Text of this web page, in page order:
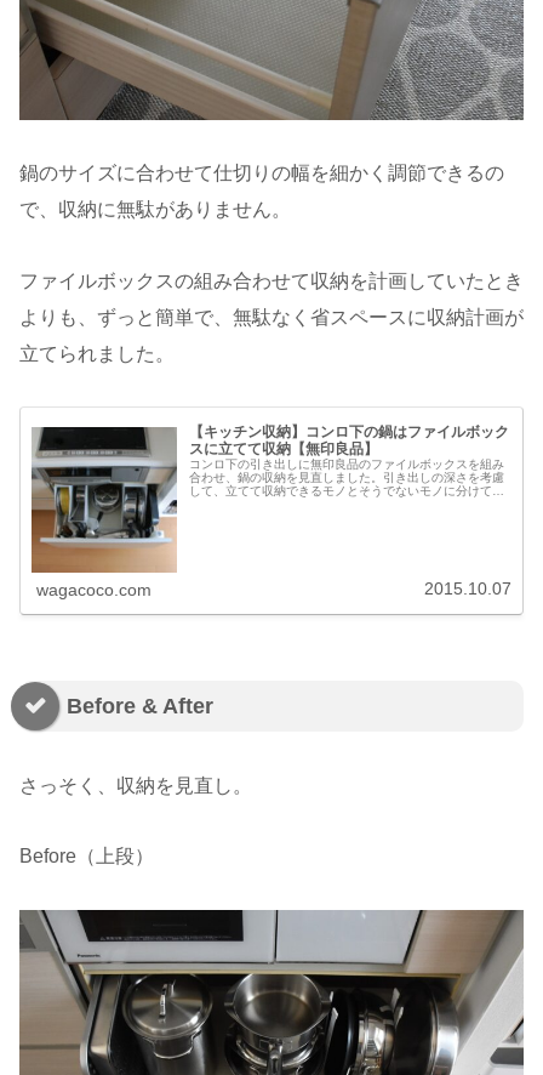
鍋のサイズに合わせて仕切りの幅を細かく調節できるの
で、収納に無駄がありません。
ファイルボックスの組み合わせて収納を計画していたとき
よりも、ずっと簡単で、無駄なく省スペースに収納計画が
立てられました。
【キッチン収納】コンロ下の鍋はファイルボック
スに立てて収納【無印良品】
コンロ下の引き出しに無印良品のファイルボックスを組み
合わせ、鍋の収納を見直しました。引き出しの深さを考慮
して、立てて収納できるモノとそうでないモノに分けて収
wagacoco.com 2015.10.07
Before & After
さっそく、収納を見直し。
Before（上段）